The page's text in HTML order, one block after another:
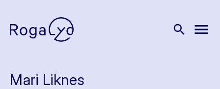
search menu
Mari Liknes